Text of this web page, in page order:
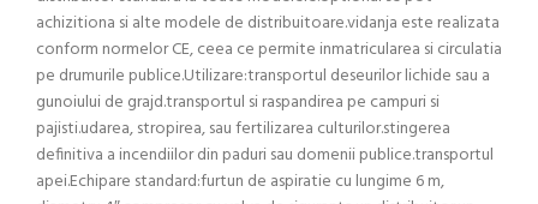
achizitiona si alte modele de distribuitoare.vidanja este realizata
conform normelor CE, ceea ce permite inmatricularea si circulatia
pe drumurile publice.Utilizare:transportul deseurilor lichide sau a
gunoiului de grajd.transportul si raspandirea pe campuri si
pajisti.udarea, stropirea, sau fertilizarea culturilor.stingerea
definitiva a incendiilor din paduri sau domenii publice.transportul
apei.Echipare standard:furtun de aspiratie cu lungime 6 m,